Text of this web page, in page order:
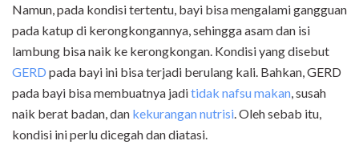
Namun, pada kondisi tertentu, bayi bisa mengalami gangguan
pada katup di kerongkongannya, sehingga asam dan isi
lambung bisa naik ke kerongkongan. Kondisi yang disebut
GERD pada bayi ini bisa terjadi berulang kali. Bahkan, GERD
pada bayi bisa membuatnya jaditidak nafsu makan , susah
naik berat badan, dan kekurangan nutrisi . Oleh sebab itu,
kondisi ini perlu dicegah dan diatasi.